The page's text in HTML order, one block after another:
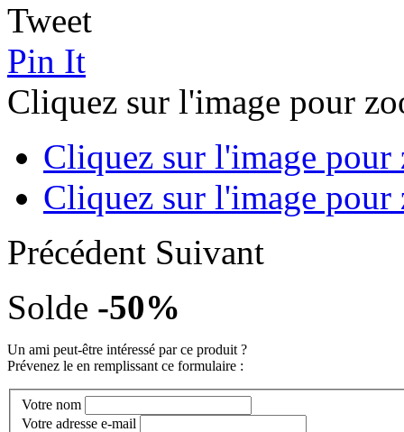
Tweet
Pin It
Cliquez sur l'image pour
Cliquez sur l'image
Cliquez sur l'image
Précédent Suivant
Solde -50%
Un ami peut-être intéressé par ce produit ?
Prévenez le en remplissant ce formulaire :
Votre nom
Votre adresse e-mail